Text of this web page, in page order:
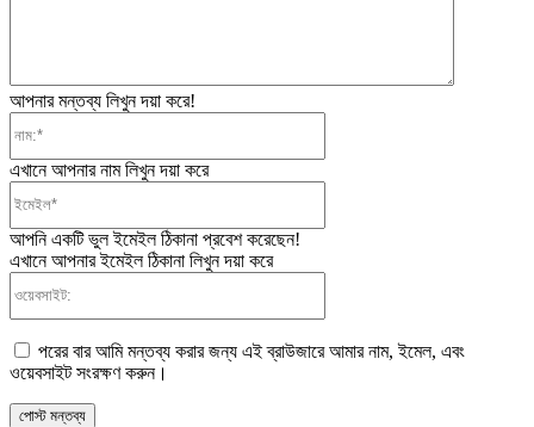
আপনার মন্তব্য লিখুন দয়া করে!
এখানে আপনার নাম লিখুন দয়া করে
আপনি একটি ভুল ইমেইল ঠিকানা প্রবেশ করেছেন!
এখানে আপনার ইমেইল ঠিকানা লিখুন দয়া করে
পরের বার আমি মন্তব্য করার জন্য এই ব্রাউজারে আমার নাম, ইমেল, এবং
ওয়েবসাইট সংরক্ষণ করুন।